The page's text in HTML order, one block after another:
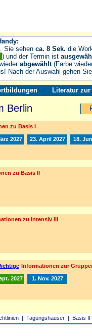
| Tagungshäuser | Basis
Literatur zur
Berlin
zu Basis I
2027 23. April 2027 18.
zu Basis II
zu Intensiv III
Informationen zur
2027 1. Nov. 2027
Sie sehen ca. 8 Sek. die
) und der Termin ist
abgewählt(Farbe
Nach der Auswahl gehen